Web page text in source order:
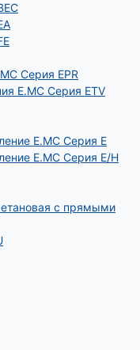
Серия EPR
E.MC Серия ETV
E.MC Серия E
E.MC Серия E/H
с прямыми